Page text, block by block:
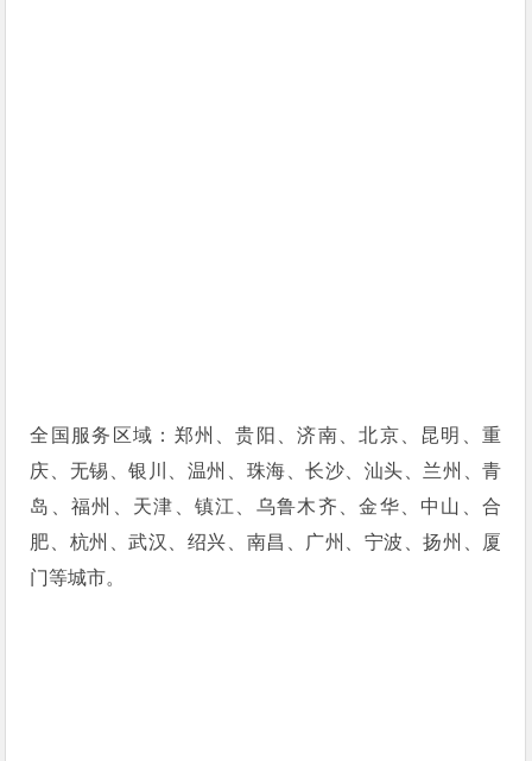
全国服务区域：郑州、贵阳、济南、北京、昆明、重
庆、无锡、银川、温州、珠海、长沙、汕头、兰州、青
岛、福州、天津、镇江、乌鲁木齐、金华、中山、合
肥、杭州、武汉、绍兴、南昌、广州、宁波、扬州、厦
门等城市。